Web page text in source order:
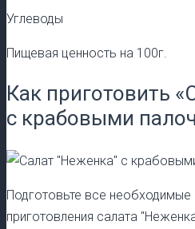
Углеводы
Пищевая ценность на 100г.
Как приготовить
с крабовыми
Подготовьте все необходимые
приготовления салата